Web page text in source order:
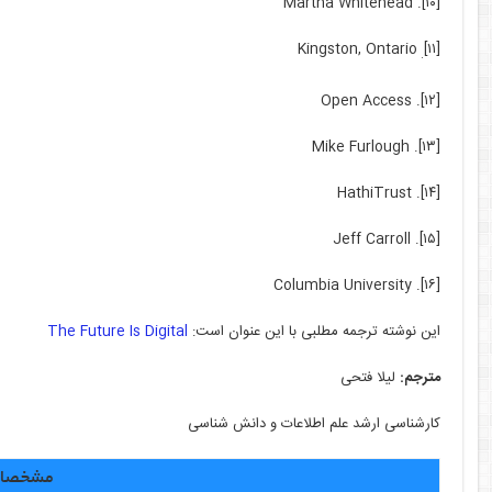
[۱۱]
.
Kingston, Ontario
[۱۲]. Open Access
[۱۳]. Mike Furlough
[۱۴]. HathiTrust
[۱۵]. Jeff Carroll
[۱۶]. Columbia University
این نوشته ترجمه مطلبی با این عنوان است: The Future Is Digital
مترجم: لیلا فتحی
کارشناسی ارشد علم اطلاعات و دانش شناسی